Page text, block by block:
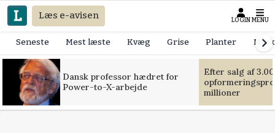
Læs e-avisen LOGIN MENU
Seneste Mest læste Kvæg Grise Planter
Dansk professor hædret for
Power-to-X-arbejde
Efter salg af
millioner